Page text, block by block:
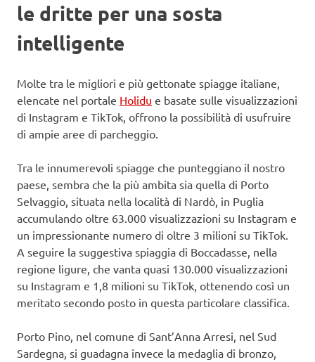
le dritte per una sosta
intelligente
Molte tra le migliori e più gettonate spiagge italiane,
elencate nel portale Holidu e basate sulle visualizzazioni
di Instagram e TikTok, offrono la possibilità di usufruire
di ampie aree di parcheggio.
Tra le innumerevoli spiagge che punteggiano il nostro
paese, sembra che la più ambita sia quella di Porto
Selvaggio, situata nella località di Nardò, in Puglia
accumulando oltre 63.000 visualizzazioni su Instagram e
un impressionante numero di oltre 3 milioni su TikTok.
A seguire la suggestiva spiaggia di Boccadasse, nella
regione ligure, che vanta quasi 130.000 visualizzazioni
su Instagram e 1,8 milioni su TikTok, ottenendo così un
meritato secondo posto in questa particolare classifica.
Porto Pino, nel comune di Sant’Anna Arresi, nel Sud
Sardegna, si guadagna invece la medaglia di bronzo,